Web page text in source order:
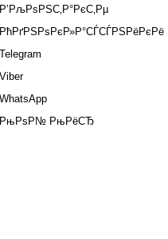
Р’РљРѕРЅС‚Р°РєС‚Рµ
РћРґРЅРѕРєР»Р°СЃСЃРЅРёРєРё
Telegram
Viber
WhatsApp
РњРѕР№ РњРёСЂ